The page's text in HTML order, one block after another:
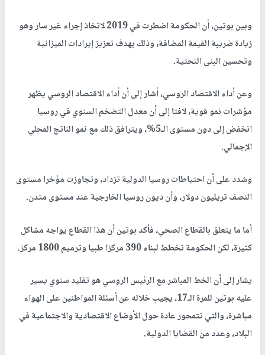
وبين بوتين، أن الحكومة اضطرت في 2019 لاتخاذ إجراء غير سار وهو
زيادة ضريبة القيمة المضافة، وذلك بهدف تعزيز إيرادات الميزانية
وتحسين البنى التحتية.
وعن أداء الاقتصاد الروسي، أشار إلى أن أداء الاقتصاد الروسي يظهر
مؤشرات نمو قوية، لافتا إلى أن معدل التضخم السنوي في روسيا
انخفض إلى دون مستوى الـ5%، ويترافق ذلك مع نمو الناتج المحلي
الإجمالي.
وشدد على أن احتياطات روسيا الدولية تزداد، وتجاوزت مؤخرا مستوى
النصف تريليون دولار، وأن ديون روسيا الخارجية عند مستوى متدن.
أما ما يتعلق بالقطاع الصحي، فأكد بوتين أن هذا القطاع يواجه مشاكل
كثيرة، لكن الحكومة تخطط لبناء 390 مركزا طبيا وترميم 1800 مركز.
يشار إلى أن الخط المباشر مع الرئيس الروسي هو تقليد سنوي يسير
عليه بوتين للمرة الـ17، يجيب خلاله عن أسئلة المواطنين على الهواء
مباشرة، والتي تتمحور عادة حول الأوضاع الاقتصادية والاجتماعية في
البلاد، وعدد من القضايا الدولية.